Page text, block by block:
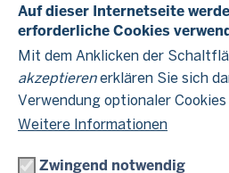
Auf dieser Internetseite
erforderliche Cookies
Mit dem Anklicken der
akzeptierenerklären Sie sich
Verwendung optionaler
Weitere Informationen
Zwingend notwendig
Albersloher Weg 250
48155 Münster
Kontakt Datenschutz im